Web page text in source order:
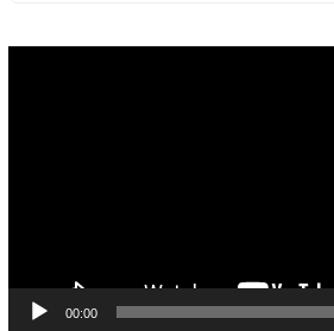
00:00